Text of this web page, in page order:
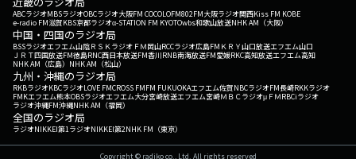
ABCラジオMBSラジオOBCラジオ大阪FM COCOLOFM802FM大阪ラジオ関西Kiss FM KOBE
e-radio FM滋賀KBS京都ラジオα-STATION FM KYOTOwbs和歌山放送NHK AM（大阪）
中国・四国のラジオ局
BSSラジオエフエム山陰ＲＳＫラジオ ＦＭ岡山RCCラジオ広島FM ＫＲＹ山口放送エフエム山口
ＪＲＴ四国放送FM徳島RNC西日本放送FM香川RNB南海放送FM愛媛RKC高知放送エフエム高知
NHK AM（広島） NHK AM（松山）
九州・沖縄のラジオ局
RKBラジオKBCラジオLOVE FMCROSS FMFM FUKUOKAエフエム佐賀NBCラジオFM長崎RKKラジオ
FMKエフエム熊本OBSラジオエフエム大分宮崎放送エフエム宮崎ＭＢＣラジオμＦＭRBCiラジオ
ラジオ沖縄FM沖縄NHK AM（福岡）
全国のラジオ局
ラジオNIKKEI第1ラジオNIKKEI第2NHK FM（東京）
Copyright © radiko co., Ltd. All rights reserved